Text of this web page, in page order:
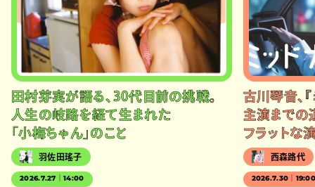
田村芽実が語る、30代目前の挑戦。
人生の岐路を経て生まれた
「小梅ちゃん」のこと
羽佐田瑤子
2026.7.27｜14:00
古川琴音、
主演までの
フラットな
西森路代
2026.7.30｜